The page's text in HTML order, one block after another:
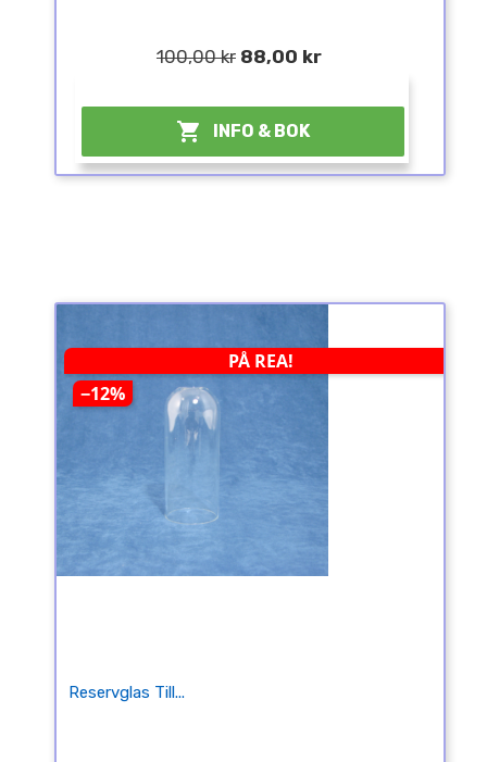
100,00 kr 88,00 kr
 INFO & BOK
PÅ REA!
−12%
Reservglas Till...